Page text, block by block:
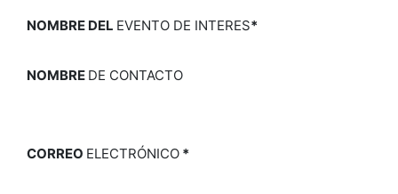
NOMBRE DEL EVENTO DE INTERES*
NOMBRE DE CONTACTO
CORREO ELECTRÓNICO *